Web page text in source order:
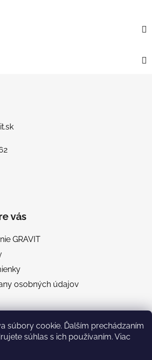
súbory cookie. Ďalším prechádzaním
súhlas s ich používaním. Viac
vás
GRAVIT
osobných údajov